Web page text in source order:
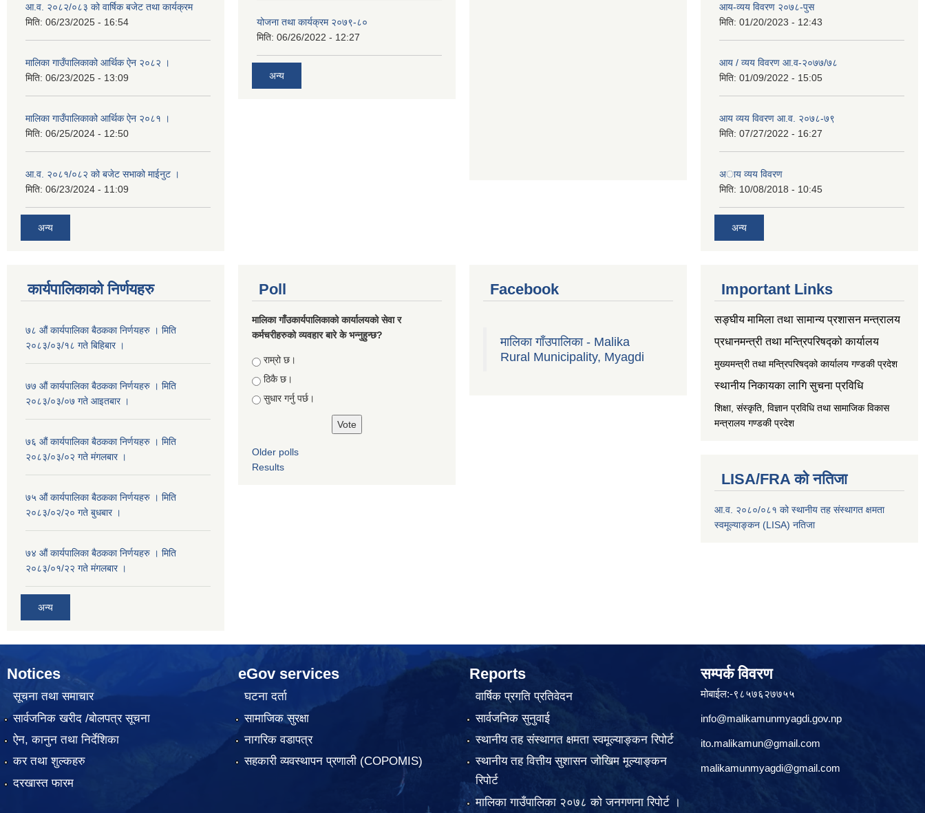
आ.व. २०८२/०८३ को वार्षिक बजेट तथा कार्यक्रम
मिति: 06/23/2025 - 16:54
मालिका गाउँपालिकाको आर्थिक ऐन २०८२ ।
मिति: 06/23/2025 - 13:09
मालिका गाउँपालिकाको आर्थिक ऐन २०८१ ।
मिति: 06/25/2024 - 12:50
आ.व. २०८१/०८२ को बजेट सभाको माईनुट ।
मिति: 06/23/2024 - 11:09
अन्य
योजना तथा कार्यक्रम २०७९-८०
मिति: 06/26/2022 - 12:27
अन्य
आय-व्यय विवरण २०७८-पुस
मिति: 01/20/2023 - 12:43
आय / व्यय विवरण आ.व-२०७७/७८
मिति: 01/09/2022 - 15:05
आय व्यय विवरण आ.व. २०७८-७९
मिति: 07/27/2022 - 16:27
अाय व्यय विवरण
मिति: 10/08/2018 - 10:45
अन्य
कार्यपालिकाको निर्णयहरु
७८ औं कार्यपालिका बैठकका निर्णयहरु । मिति
२०८३/०३/१८ गते बिहिबार ।
७७ औं कार्यपालिका बैठकका निर्णयहरु । मिति
२०८३/०३/०७ गते आइतबार ।
७६ औं कार्यपालिका बैठकका निर्णयहरु । मिति
२०८३/०३/०२ गते मंगलबार ।
७५ औं कार्यपालिका बैठकका निर्णयहरु । मिति
२०८३/०२/२० गते बुधबार ।
७४ औं कार्यपालिका बैठकका निर्णयहरु । मिति
२०८३/०१/२२ गते मंगलबार ।
अन्य
Poll
मालिका गाँउकार्यपालिकाको कार्यालयको सेवा र
कर्मचरीहरुको व्यवहार बारे के भन्नुहुन्छ?
Choices
राम्रो छ।
ठिकै छ।
सुधार गर्नु पर्छ।
Older polls
Results
Facebook
मालिका गाँउपालिका - Malika
Rural Municipality, Myagdi
Important Links
सङ्‍घीय मामिला तथा सामान्य प्रशासन मन्त्रालय
प्रधानमन्त्री तथा मन्त्रिपरिषद्को कार्यालय
मुख्यमन्त्री तथा मन्त्रिपरिषद्को कार्यालय गण्डकी प्रदेश
स्थानीय निकायका लागि सुचना प्रविधि
शिक्षा, संस्कृति, विज्ञान प्रविधि तथा सामाजिक विकास
मन्त्रालय गण्डकी प्रदेश
LISA/FRA को नतिजा
आ.व. २०८०/०८१ को स्थानीय तह संस्थागत क्षमता
स्वमूल्याङ्कन (LISA) नतिजा
Notices
सूचना तथा समाचार
सार्वजनिक खरीद /बोलपत्र सूचना
ऐन, कानुन तथा निर्देशिका
कर तथा शुल्कहरु
दरखास्त फारम
eGov services
घटना दर्ता
सामाजिक सुरक्षा
नागरिक वडापत्र
सहकारी व्यवस्थापन प्रणाली (COPOMIS)
Reports
वार्षिक प्रगति प्रतिवेदन
सार्वजनिक सुनुवाई
स्थानीय तह संस्थागत क्षमता स्वमूल्याङ्कन रिपोर्ट
स्थानीय तह वित्तीय सुशासन जोखिम मूल्याङ्कन
रिपोर्ट
मालिका गाउँपालिका २०७८ को जनगणना रिपोर्ट ।
सम्पर्क विवरण
मोबाईल:-९८५७६२७७५५
info@malikamunmyagdi.gov.np
ito.malikamun@gmail.com
malikamunmyagdi@gmail.com